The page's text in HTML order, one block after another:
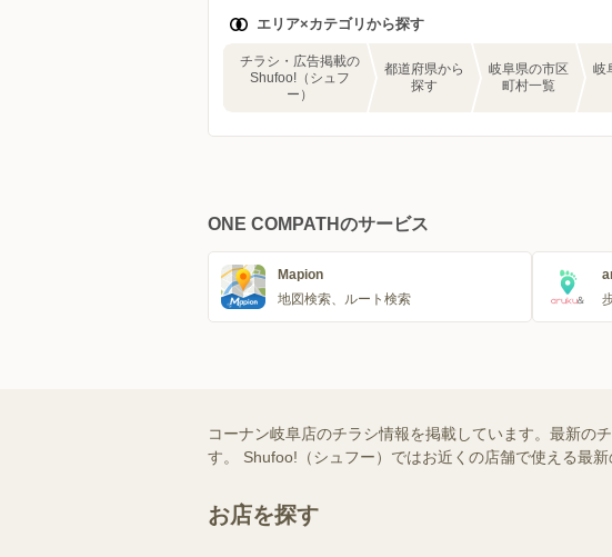
エリア×カテゴリから探す
チラシ・広告掲載の
Shufoo!（シュフ
ー）
都道府県から
探す
岐阜県の市区
町村一覧
岐
ONE COMPATHのサービス
Mapion
地図検索、ルート検索
コーナン岐阜店のチラシ情報を掲載しています。最新の
す。 Shufoo!（シュフー）ではお近くの店舗で使える最
お店を探す